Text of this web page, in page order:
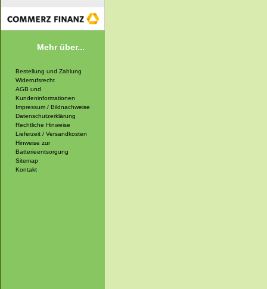
Mehr über...
Bestellung und Zahlung
Widerrufsrecht
AGB und
Kundeninformationen
Impressum / Bildnachweise
Datenschutzerklärung
Rechtliche Hinweise
Lieferzeit / Versandkosten
Hinweise zur
Batterieentsorgung
Sitemap
Kontakt